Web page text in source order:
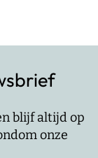
blijf altijd op
onze